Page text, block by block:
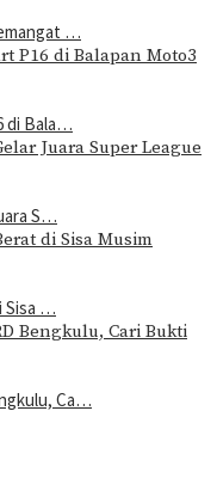
…
di Bala…
S…
Sisa …
Ca…